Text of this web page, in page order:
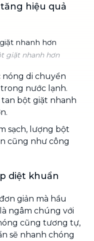
hiệu quả
giặt nhanh hơn
nóng di chuyển
nước lạnh.
bột giặt nhanh
sạch, lượng bột
cũng như công
diệt khuẩn
giản mà hầu
ngâm chúng với
cũng tương tự,
sẽ nhanh chóng